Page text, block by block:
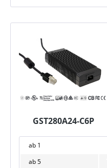
GST280A24-C6P
ab 1
ab5